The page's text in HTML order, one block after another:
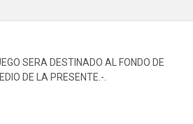
SERA DESTINADO AL FONDO DE
DE LA PRESENTE.-.